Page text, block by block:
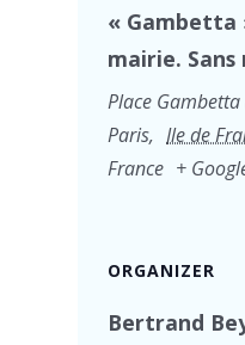
« Gambetta
mairie.
Place
Paris, Ile de
France +
ORGANIZER
Bertrand